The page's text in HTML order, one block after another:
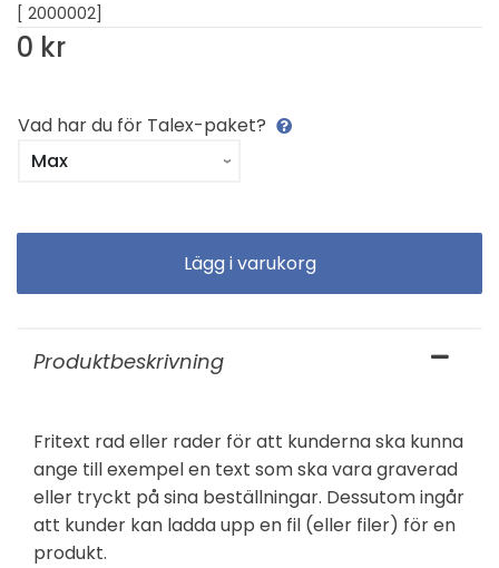
[ 2000002]
0 kr
Vad har du för Talex-paket?
Produktbeskrivning
Fritext rad eller rader för att kunderna ska kunna
ange till exempel en text som ska vara graverad
eller tryckt på sina beställningar. Dessutom ingår
att kunder kan ladda upp en fil (eller filer) för en
produkt.